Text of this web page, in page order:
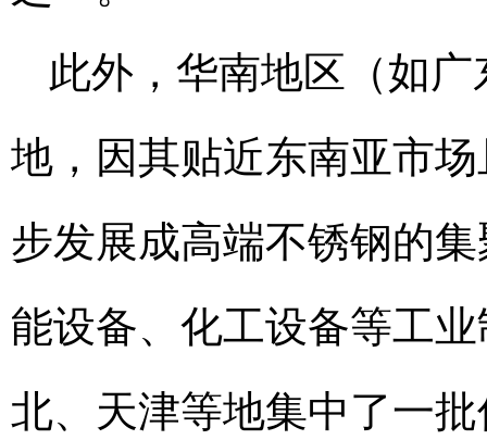
此外，华南地区（如
地，因其贴近东南亚市
步发展成高端不锈钢的
能设备、化工设备等工
北、天津等地集中了一